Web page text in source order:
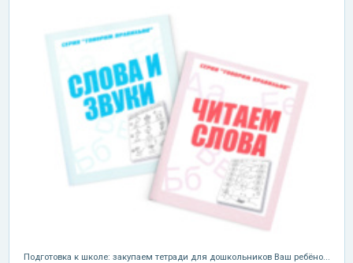
Подготовка к школе: закупаем тетради для дошкольников Ваш ребёно...